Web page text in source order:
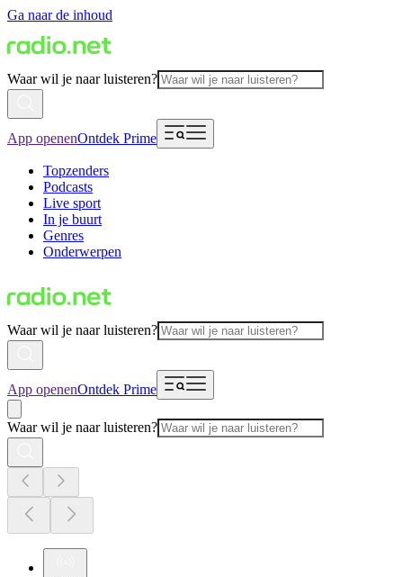
Ga naar de inhoud
Waar wil je naar luisteren?
App openenOntdek Prime
Topzenders
Podcasts
Live sport
In je buurt
Genres
Onderwerpen
Waar wil je naar luisteren?
App openenOntdek Prime
Waar wil je naar luisteren?